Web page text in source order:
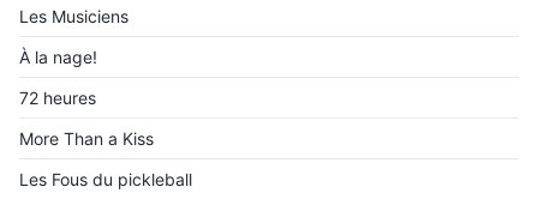
Les Musiciens
À la nage!
72 heures
More Than a Kiss
Les Fous du pickleball